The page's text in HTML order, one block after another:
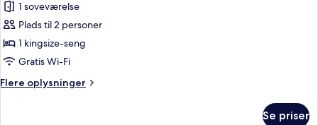
Premium-
værelse
-
1
seng
1 soveværelse
Plads til 2 personer
1 kingsize-seng
Gratis Wi-Fi
Flere oplysninger
Flere
Se priser